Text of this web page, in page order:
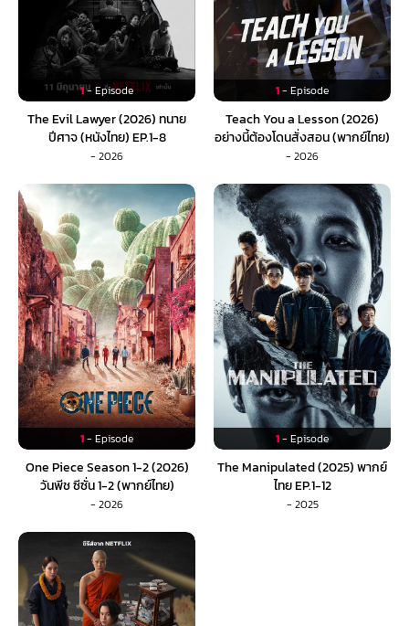
1- Episode
The Evil Lawyer (2026) ทนาย
ปีศาจ (หนังไทย) EP.1-8
- 2026
1- Episode
Teach You a Lesson (2026)
อย่างนี้ต้องโดนสั่งสอน (พากย์ไทย)
EP.1-10
- 2026
1- Episode
One Piece Season 1-2 (2026)
วันพีช ซีซั่น 1-2 (พากย์ไทย)
- 2026
1- Episode
The Manipulated (2025) พากย์
ไทย EP.1-12
- 2025